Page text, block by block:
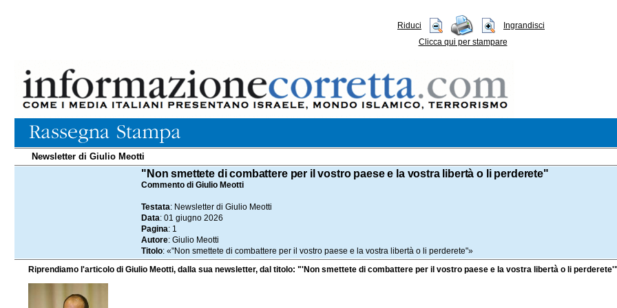
Riduci
Ingrandisci
Clicca qui per stampare
Newsletter di Giulio Meotti
"Non smettete di combattere per il vostro paese e la vostra libertà o li perderete"
Commento di Giulio Meotti
Testata: Newsletter di Giulio Meotti
Data: 01 giugno 2026
Pagina: 1
Autore: Giulio Meotti
Titolo: «"Non smettete di combattere per il vostro paese e la vostra libertà o li perderete"»
Riprendiamo l'articolo di Giulio Meotti, dalla sua newsletter, dal titolo: "'Non smettete di combattere per il vostro paese e la vostra libertà o li perderete'"